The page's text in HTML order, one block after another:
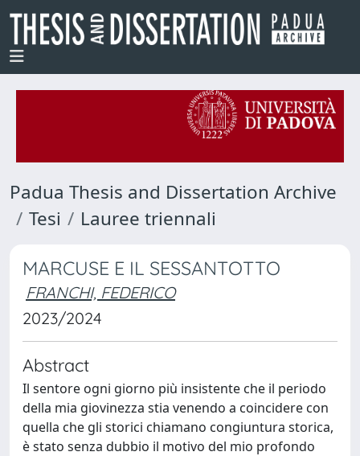
Padua Thesis and Dissertation Archive
Tesi
Lauree triennali
MARCUSE E IL SESSANTOTTO
FRANCHI, FEDERICO
2023/2024
Abstract
Il sentore ogni giorno più insistente che il periodo
della mia giovinezza stia venendo a coincidere con
quella che gli storici chiamano congiuntura storica,
è stato senza dubbio il motivo del mio profondo